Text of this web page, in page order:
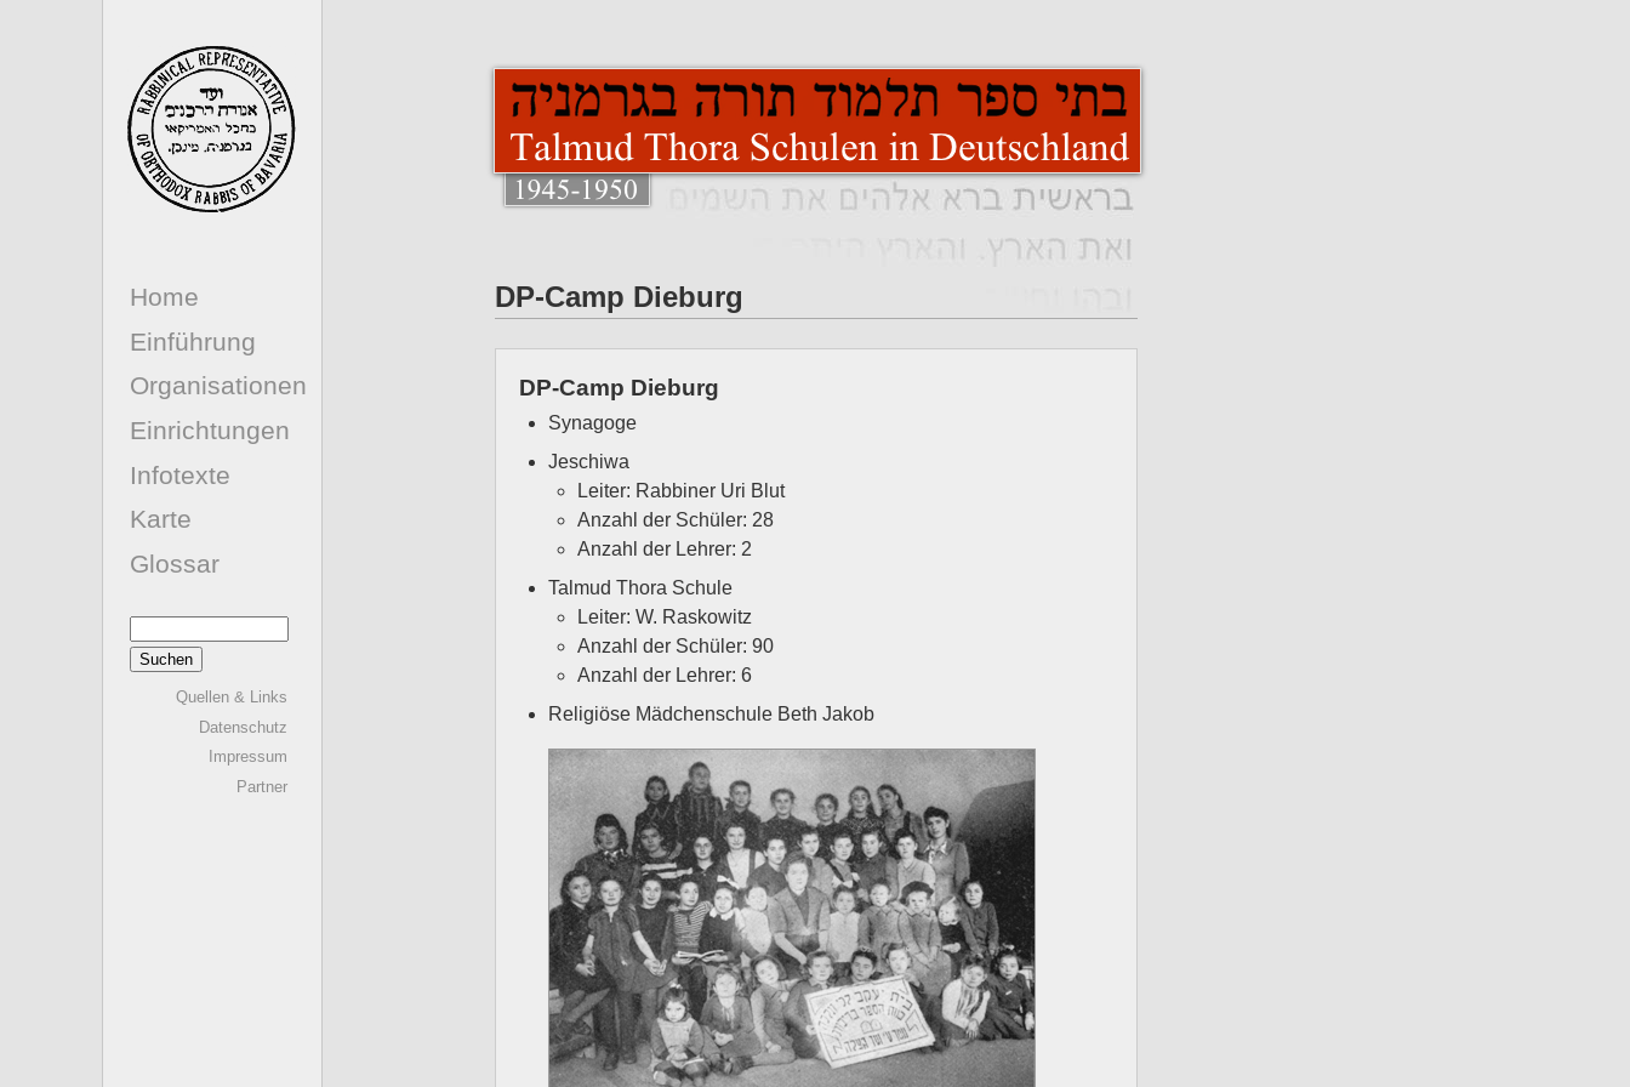
Home
Einführung
Organisationen
Einrichtungen
Infotexte
Karte
Glossar
Suchen
nach:
Quellen & Links
Datenschutz
Impressum
Partner
DP-Camp Dieburg
DP-Camp Dieburg
Synagoge
Jeschiwa
Leiter: Rabbiner Uri Blut
Anzahl der Schüler: 28
Anzahl der Lehrer: 2
Talmud Thora Schule
Leiter: W. Raskowitz
Anzahl der Schüler: 90
Anzahl der Lehrer: 6
Religiöse Mädchenschule Beth Jakob